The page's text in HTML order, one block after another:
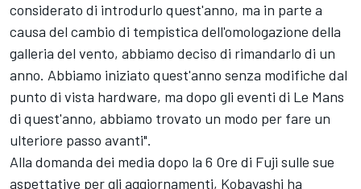
considerato di introdurlo quest'anno, ma in parte a
causa del cambio di tempistica dell'omologazione della
galleria del vento, abbiamo deciso di rimandarlo di un
anno. Abbiamo iniziato quest'anno senza modifiche dal
punto di vista hardware, ma dopo gli eventi di Le Mans
di quest'anno, abbiamo trovato un modo per fare un
ulteriore passo avanti".
Alla domanda dei media dopo la 6 Ore di Fuji sulle sue
aspettative per gli aggiornamenti, Kobayashi ha